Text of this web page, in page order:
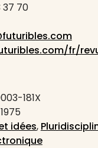
37 70
fr/
181X
idées,